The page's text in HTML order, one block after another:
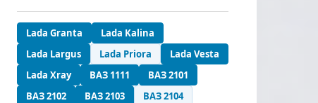
Lada Granta
Lada Kalina
Lada Largus
Lada Priora
Lada Vesta
Lada Xray
ВАЗ 1111
ВАЗ 2101
ВАЗ 2102
ВАЗ 2103
ВАЗ 2104